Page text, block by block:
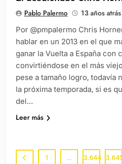
Pablo Palermo 13 años atrás
Por @pmpalermo Chris
hablar en un 2013 en el que
ganar la Vuelta a España con
convirtiéndose en el más
pese a tamaño logro, todavía
la próxima temporada, si es
del…
Leer más
1 … 3.644